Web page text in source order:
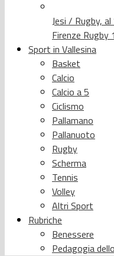
Jesi / Rugby,
Firenze Rugby
Sport in Vallesina
Basket
Calcio
Calcio a 5
Ciclismo
Pallamano
Pallanuoto
Rugby
Scherma
Tennis
Volley
Altri Sport
Rubriche
Benessere
Pedagogia